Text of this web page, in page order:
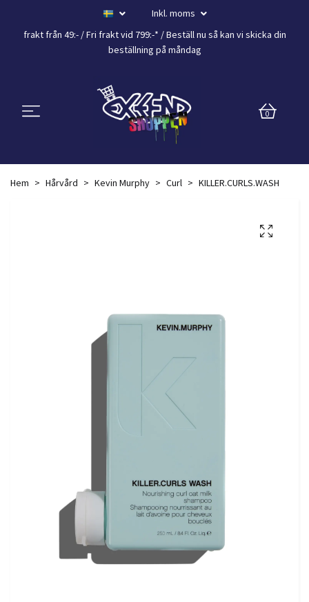
Inkl. moms
frakt från 49:- /Fri frakt vid 799:-* / Beställ nu så kan vi skicka din
beställning på måndag
0
Hem Hårvård Kevin Murphy Curl KILLER.CURLS.WASH